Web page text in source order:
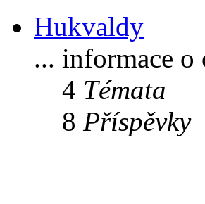
Hukvaldy
... informace o
4 Témata
8 Příspěvky